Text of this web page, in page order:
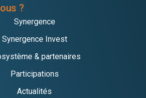
?
Synergence
Synergence Invest
& partenaires
Participations
Actualités